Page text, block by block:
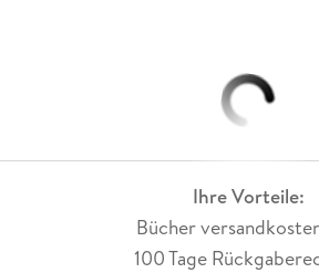
Ihre Vorteile:
Bücher
100 Tage